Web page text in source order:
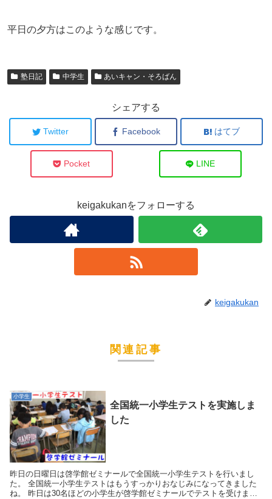
平日の夕方はこのような感じです。
塾日記 中学生 あいキャン・そろばん
シェアする
Twitter Facebook はてブ
Pocket LINE
keigakukanをフォローする
keigakukan
関連記事
小学生
全国統一小学生テストを実施しま
した
昨日の日曜日は啓学館ゼミナールで全国統一小学生テストを行いまし
た。 全国統一小学生テストはもうすっかりおなじみになってきました
ね。 昨日は30名ほどの小学生が啓学館ゼミナールでテストを受けまし